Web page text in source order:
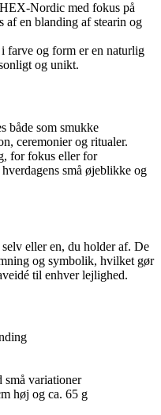
Nordic med fokus på
af en blanding af stearin og
farve og form er en naturlig
og unikt.
både som smukke
ceremonier og ritualer.
for fokus eller for
små øjeblikke og
eller en, du holder af. De
og symbolik, hvilket gør
til enhver lejlighed.
variationer
høj og ca. 65 g